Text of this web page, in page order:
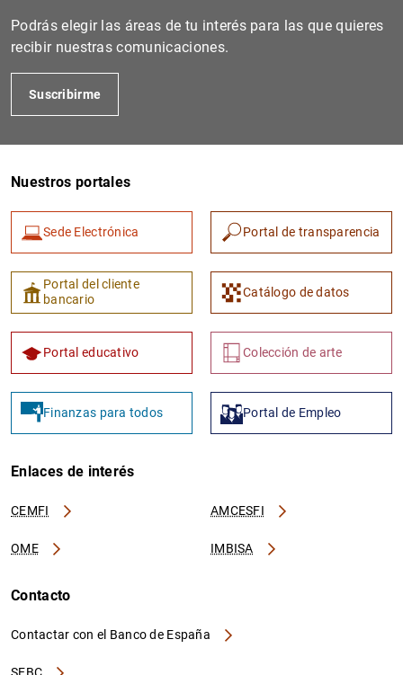
Podrás elegir las áreas de tu interés para las que quieres
recibir nuestras comunicaciones.
Suscribirme
Nuestros portales
Sede Electrónica Portal de transparencia
Portal del cliente
bancario
Catálogo de datos
Portal educativo Colección de arte
Finanzas para todos Portal de Empleo
Enlaces de interés
CEMFI AMCESFI
OME IMBISA
Contacto
Contactar con el Banco de España
SEBC